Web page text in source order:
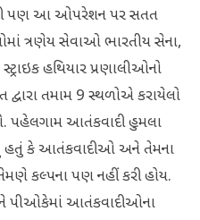
પણ આ ઓપરેશન પર સતત
ત્રણેય સેવાઓ ભારતીય સેના,
હથિયાર પ્રણાલીઓનો
તમામ 9 સ્થળોએ કરાયેલો
પહેલગામ આતંકવાદી હુમલા
હતું કે આતંકવાદીઓ અને તેમના
કલ્પના પણ નહીં કરી હોય.
પીઓકેમાં આતંકવાદીઓના